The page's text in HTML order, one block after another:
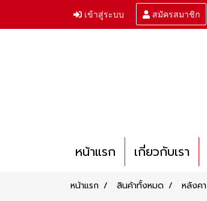
เข้าสู่ระบบ สมัครสมาชิก
หน้าแรก เกี่ยวกับเรา
หน้าแรก สินค้าทั้งหมด หลังคา